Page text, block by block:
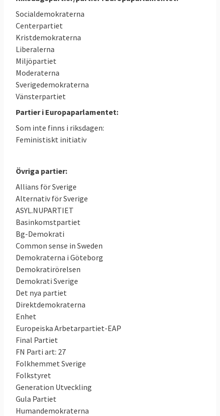
mandaten.
Socialdemokraterna
Centerpartiet
Kristdemokraterna
Liberalerna
Miljöpartiet
Moderaterna
Sverigedemokraterna
Vänsterpartiet
Partier i Europaparlamentet:
Som inte finns i riksdagen:
Feministiskt initiativ
Övriga partier:
Allians för Sverige
Alternativ för Sverige
ASYL.NUPARTIET
Basinkomstpartiet
Bg-Demokrati
Common sense in Sweden
Demokraterna i Göteborg
Demokratirörelsen
Demokrati Sverige
Det nya partiet
Direktdemokraterna
Enhet
Europeiska Arbetarpartiet-EAP
Final Partiet
FN Parti art: 27
Folkhemmet Sverige
Folkstyret
Generation Utveckling
Gula Partiet
Humandemokraterna